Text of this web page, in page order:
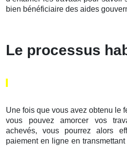
bien bénéficiaire des aides
Le processus
Une fois que vous avez obtenu le
vous pouvez amorcer vos
achevés, vous pourrez alors
paiement en ligne en